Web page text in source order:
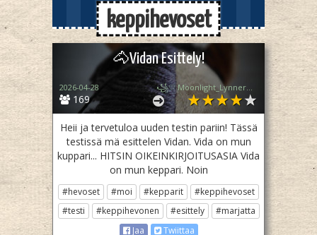
keppihevoset
🐴Vidan Esittely!
169
2026-04-28 ꧁♡ Moonlight_Lynner_Lover ♡꧂
Heii ja tervetuloa uuden testin pariin! Tässä
testissä mä esittelen Vidan. Vida on mun
kuppari... HITSIN OIKEINKIRJOITUSASIA Vida
on mun keppari. Noin
#hevoset #moi #kepparit
#keppihevoset
#testi
#keppihevonen #esittely
#marjatta
Jaa
Twiittaa